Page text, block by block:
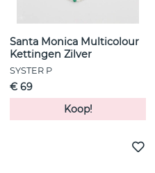
Santa Monica Multicolour
Kettingen Zilver
SYSTER P
€ 69
Koop!